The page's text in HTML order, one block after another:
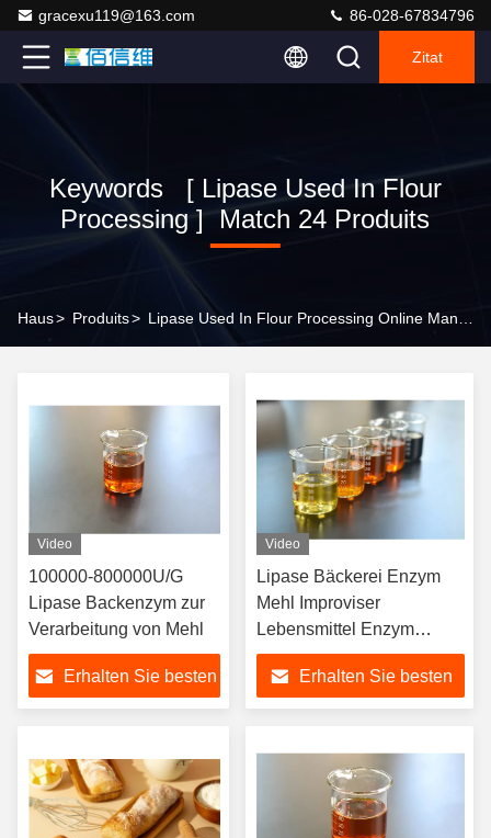
gracexu119@163.com 86-028-67834796
Zitat
Keywords [ Lipase Used In Flour
Processing ] Match 24 Produits
Haus> Produits>
Video
100000-800000U/G
Lipase Backenzym zur
Verarbeitung von Mehl
Erhalten Sie besten
Video
Lipase Bäckerei Enzym
Mehl Improviser
Lebensmittel Enzym
Pulver / Flüssigkeit
Erhalten Sie besten